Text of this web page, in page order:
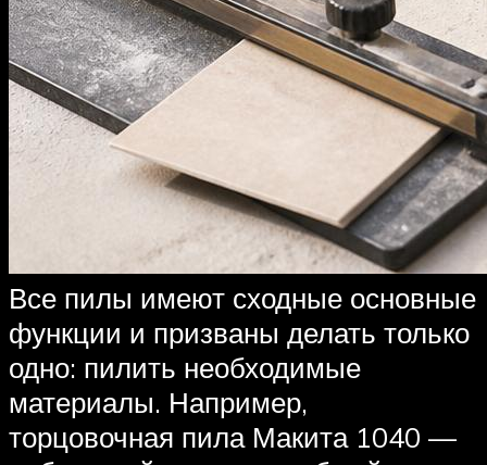
Все пилы имеют сходные основные
функции и призваны делать только
одно: пилить необходимые
материалы. Например,
торцовочная пила Макита 1040 —